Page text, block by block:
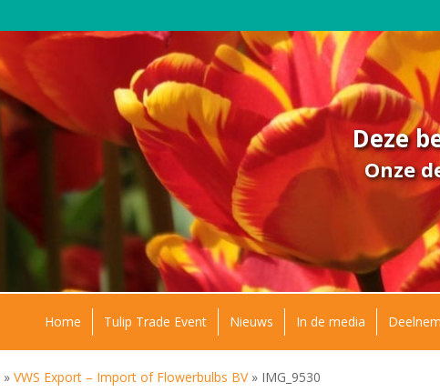
Deze
Onze
Home Tulip Trade Event Nieuws In de media
»VWS Export – Import of Flowerbulbs BV» IMG_9530